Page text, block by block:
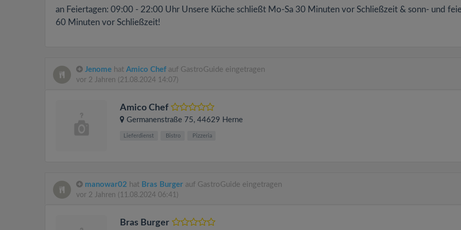
an Feiertagen: 09:00 - 22:00 Uhr Unsere Küche schließt Mo-Sa 30 Minuten vor Schließzeit & sonn- und
60 Minuten vor Schließzeit!
Jenome hat Amico Chef auf GastroGuide eingetragen
vor 2 Jahren (21.08.2024 14:07)
Amico Chef
Germanenstraße 75, 44629 Herne
Lieferdienst Bistro Pizzeria
manowar02 hat Bras Burger auf GastroGuide eingetragen
vor 2 Jahren (11.08.2024 06:41)
Bras Burger